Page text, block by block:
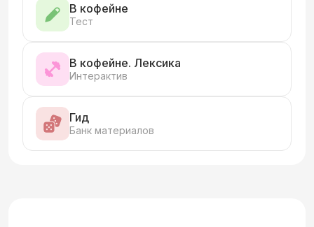
В кофейне
Тест
В кофейне. Лексика
Интерактив
Гид
Банк материалов